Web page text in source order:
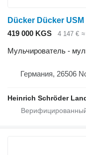
Dücker Dücker USM
419 000 KGS
4 147 €
Мульчирователь -
Германия, 26506
Heinrich Schröder